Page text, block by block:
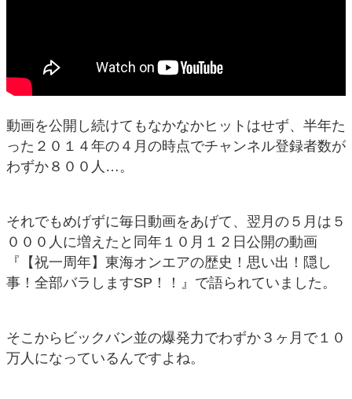
動画を公開し続けてもなかなかヒットはせず、半年た
った２０１４年の４月の時点でチャンネル登録者数が
わずか８００人…。
それでもめげずに毎日動画をあげて、翌月の５月は５
０００人に増えたと同年１０月１２日公開の動画
『【祝一周年】東海オンエアの歴史！思い出！隠し
事！全部バラしますSP！！』で語られていました。
そこからビックバン並の爆発力でわずか３ヶ月で１０
万人になっているんですよね。